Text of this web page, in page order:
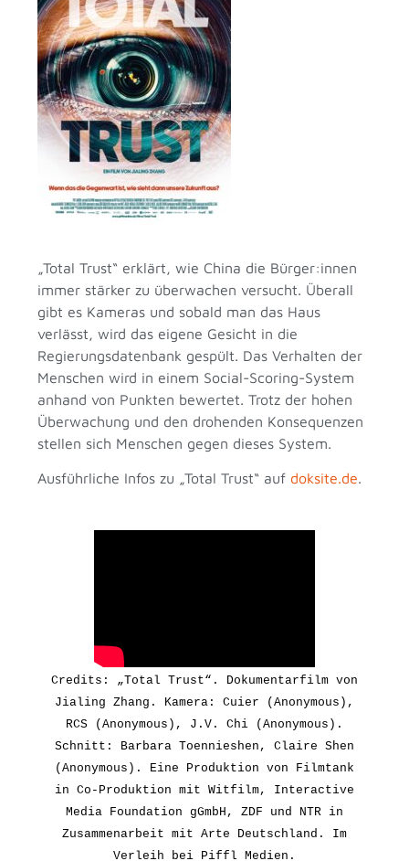
„Total Trust“ erklärt, wie China die Bürger:innen
immer stärker zu überwachen versucht. Überall
gibt es Kameras und sobald man das Haus
verlässt, wird das eigene Gesicht in die
Regierungsdatenbank gespült. Das Verhalten der
Menschen wird in einem Social-Scoring-System
anhand von Punkten bewertet. Trotz der hohen
Überwachung und den drohenden Konsequenzen
stellen sich Menschen gegen dieses System.
Ausführliche Infos zu „Total Trust“ auf doksite.de.
Credits: „Total Trust“. Dokumentarfilm von
Jialing Zhang. Kamera: Cuier (Anonymous),
RCS (Anonymous), J.V. Chi (Anonymous).
Schnitt: Barbara Toennieshen, Claire Shen
(Anonymous). Eine Produktion von Filmtank
in Co-Produktion mit Witfilm, Interactive
Media Foundation gGmbH, ZDF und NTR in
Zusammenarbeit mit Arte Deutschland. Im
Verleih bei Piffl Medien.